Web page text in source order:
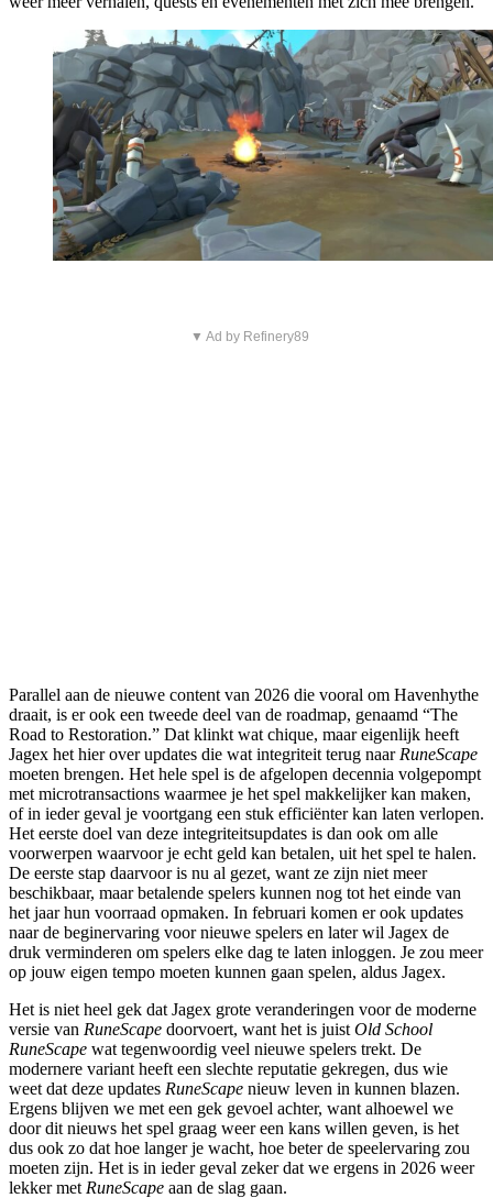
▼ Ad by Refinery89
Parallel aan de nieuwe content van 2026 die vooral om Havenhythe
draait, is er ook een tweede deel van de roadmap, genaamd “The
Road to Restoration.” Dat klinkt wat chique, maar eigenlijk heeft
Jagex het hier over updates die wat integriteit terug naar RuneScape
moeten brengen. Het hele spel is de afgelopen decennia volgepompt
met microtransactions waarmee je het spel makkelijker kan maken,
of in ieder geval je voortgang een stuk efficiënter kan laten verlopen.
Het eerste doel van deze integriteitsupdates is dan ook om alle
voorwerpen waarvoor je echt geld kan betalen, uit het spel te halen.
De eerste stap daarvoor is nu al gezet, want ze zijn niet meer
beschikbaar, maar betalende spelers kunnen nog tot het einde van
het jaar hun voorraad opmaken. In februari komen er ook updates
naar de beginervaring voor nieuwe spelers en later wil Jagex de
druk verminderen om spelers elke dag te laten inloggen. Je zou meer
op jouw eigen tempo moeten kunnen gaan spelen, aldus Jagex.
Het is niet heel gek dat Jagex grote veranderingen voor de moderne
versie van RuneScape doorvoert, want het is juist Old School
RuneScape wat tegenwoordig veel nieuwe spelers trekt. De
modernere variant heeft een slechte reputatie gekregen, dus wie
weet dat deze updates RuneScape nieuw leven in kunnen blazen.
Ergens blijven we met een gek gevoel achter, want alhoewel we
door dit nieuws het spel graag weer een kans willen geven, is het
dus ook zo dat hoe langer je wacht, hoe beter de speelervaring zou
moeten zijn. Het is in ieder geval zeker dat we ergens in 2026 weer
lekker met RuneScape aan de slag gaan.